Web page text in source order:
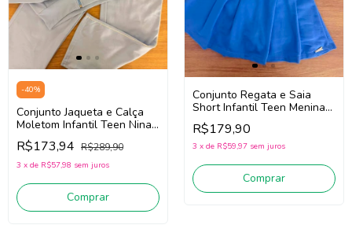
-40%
Conjunto Jaqueta e Calça
Moletom Infantil Teen Nina
Go! 2261046 (Azul)
R$173,94 R$289,90
3 x de R$57,98 sem juros
Comprar
Conjunto Regata e Saia
Short Infantil Teen Menina
Nina Go! 2263033 (Off
White/Azul)
R$179,90
3 x de R$59,97 sem juros
Comprar